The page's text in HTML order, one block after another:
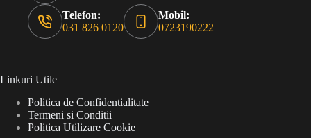
Telefon:
031 826 0120
Mobil:
0723190222
Linkuri Utile
Politica de Confidentialitate
Termeni si Conditii
Politica Utilizare Cookie